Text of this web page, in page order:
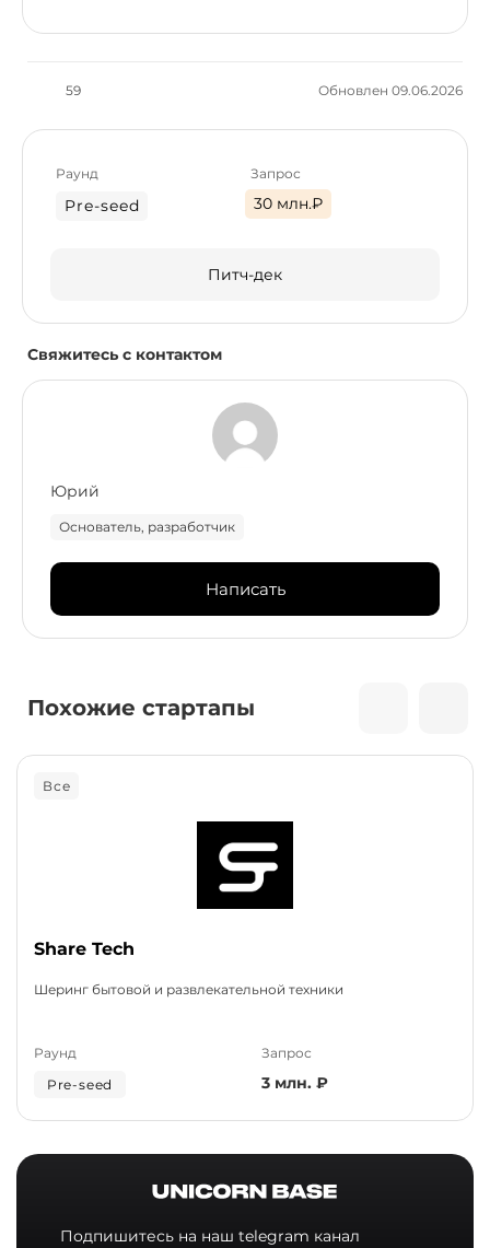
59 Обновлен 09.06.2026
Раунд
Pre-seed
Запрос
30 млн.₽
Питч-дек
Свяжитесь с контактом
Юрий
Основатель, разработчик
Написать
Похожие стартапы
Все
Share Tech
Шеринг бытовой и развлекательной техники
Раунд
Pre-seed
Запрос
3 млн. ₽
Подпишитесь на наш telegram канал